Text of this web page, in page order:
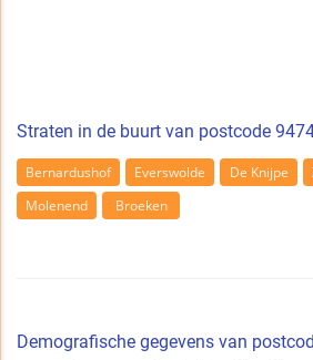
Straten in de buurt van postcode
Bernardushof Everswolde De Knijpe
Molenend
Broeken
Demografische gegevens van